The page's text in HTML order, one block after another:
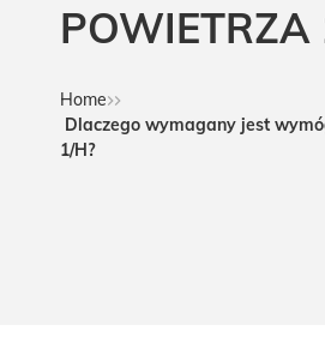
POWIETRZA
Home
Dlaczego wymagany jest
1/H?